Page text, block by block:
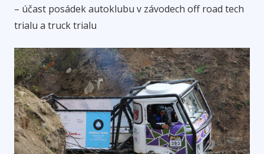
– účast posádek autoklubu v závodech off road tech
trialu a truck trialu